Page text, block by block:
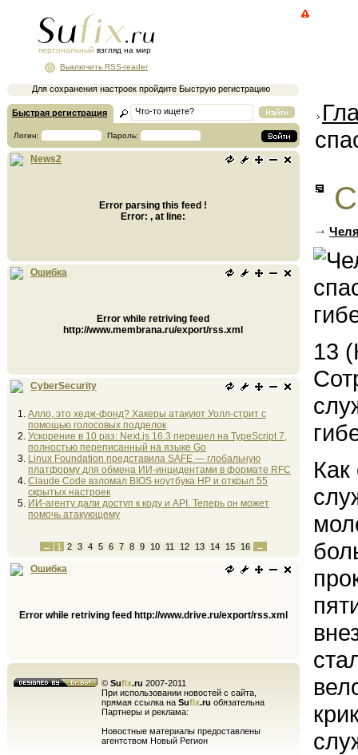
персональный взгляд на мир
Для сохранения настроек пройдите Быструю регистрацию
Выключить RSS-reader
Быстрая регистрация
Логин: Пароль:
News2
Error parsing this feed !
Error: , at line:
Ошибка
Error while retriving feed
http://www.membrana.ru/export/rss.xml
CyberSecurity
Алло, это хедж-фонд? Хакеры атакуют Уолл-стрит с
помощью голосовых подделок
Ускорение в 10 раз: Next.js 16.3 перешел на TypeScript 7,
полностью переписанный на языке Go
Linux Foundation представила SAFE — глобальную
платформу для обмена ИИ-инцидентами в формате RFC
Claude Code взломал BIOS ноутбука HP и открыл 55
скрытых настроек
ИИ-агенту дали доступ к коду и API. Теперь он может
помочь атакующему
← 1 2 3 4 5 6 7 8 9 10 11 12 13 14 15 16 →
Ошибка
Error while retriving feed http://www.drive.ru/export/rss.xml
© Sufix.ru 2007-2011
При использовании новостей с сайта,
прямая ссылка на Sufix.ru обязательна
Партнеры и реклама:
Новостные материалы предоставлены
агентством Новый Регион
13